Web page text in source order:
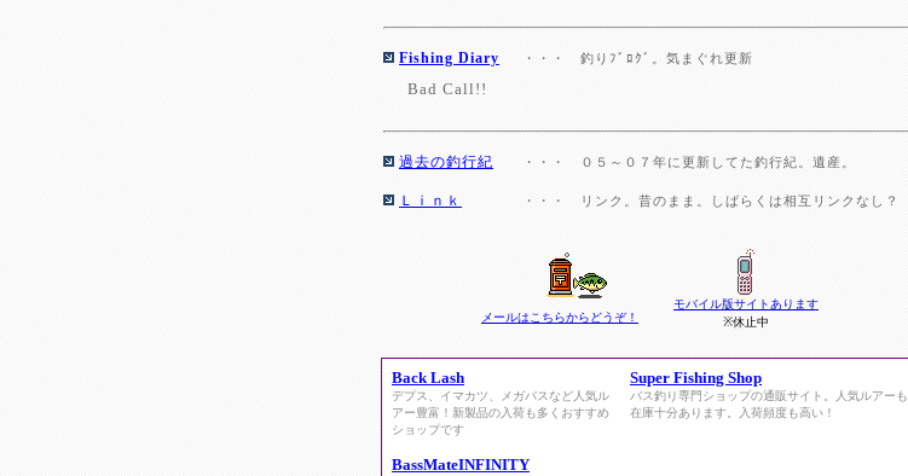
Fishing Diary ・・・ 釣りﾌﾞﾛｸﾞ。気まぐれ更新
Bad Call!!
過去の釣行紀 ・・・ ０５～０７年に更新してた釣行紀。遺産。
Ｌｉｎｋ ・・・ リンク。昔のまま。しばらくは相互リンクなし？
メールはこちらからどうぞ！
モバイル版サイトあります
※休止中
Back Lash
デプス、イマカツ、メガバスなど人気ル
アー豊富！新製品の入荷も多くおすすめ
ショップです
Super Fishing Shop
バス釣り専門ショップの通販サイト。人気ルアーも
在庫十分あります。入荷頻度も高い！
BassMateINFINITY